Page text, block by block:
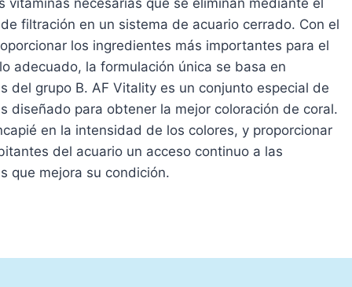
filtración en un sistema de acuario cerrado. Con el
los ingredientes más importantes para el
adecuado, la formulación única se basa en
del grupo B. AF Vitality es un conjunto especial de
diseñado para obtener la mejor coloración de coral.
en la intensidad de los colores, y proporcionar
del acuario un acceso continuo a las
que mejora su condición.